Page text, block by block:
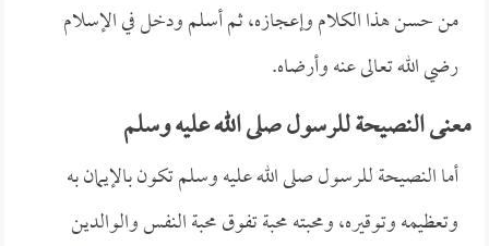
من حسن هذا الكلام وإعجازه، ثم أسلم ودخل في الإسلام
رضي الله تعالى عنه وأرضاه.
معنى النصيحة للرسول صلى الله عليه وسلم
أما النصيحة للرسول صلى الله عليه وسلم تكون بالإيمان به
وتعظيمه وتوقيره، ومحبته محبة تفوق محبة النفس والوالدين